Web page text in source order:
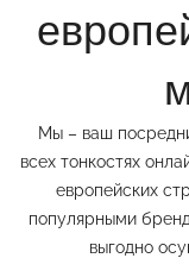
Мы – ваш
всех тонкостях
европейских
популярными
выгодно